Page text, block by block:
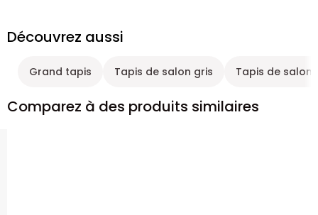
Découvrez aussi
Grand tapis Tapis de salon gris Tapis de salon
Comparez à des produits similaires